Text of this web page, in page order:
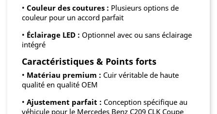
• Couleur des coutures : Plusieurs options de
couleur pour un accord parfait
• Éclairage LED : Optionnel avec ou sans éclairage
intégré
Caractéristiques & Points forts
• Matériau premium : Cuir véritable de haute
qualité en qualité OEM
• Ajustement parfait : Conception spécifique au
véhicule pour le Mercedes Benz C209 CLK Coupe